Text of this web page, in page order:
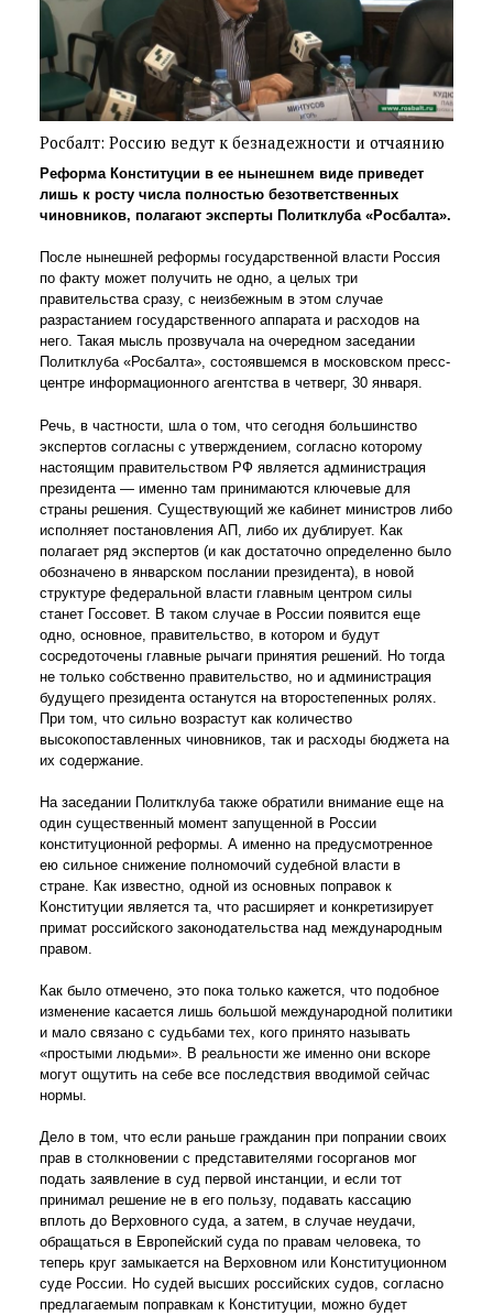
Росбалт: Россию ведут к безнадежности и отчаянию
Реформа Конституции в ее нынешнем виде приведет
лишь к росту числа полностью безответственных
чиновников, полагают эксперты Политклуба «Росбалта».
После нынешней реформы государственной власти Россия
по факту может получить не одно, а целых три
правительства сразу, с неизбежным в этом случае
разрастанием государственного аппарата и расходов на
него. Такая мысль прозвучала на очередном заседании
Политклуба «Росбалта», состоявшемся в московском пресс-
центре информационного агентства в четверг, 30 января.
Речь, в частности, шла о том, что сегодня большинство
экспертов согласны с утверждением, согласно которому
настоящим правительством РФ является администрация
президента — именно там принимаются ключевые для
страны решения. Существующий же кабинет министров либо
исполняет постановления АП, либо их дублирует. Как
полагает ряд экспертов (и как достаточно определенно было
обозначено в январском послании президента), в новой
структуре федеральной власти главным центром силы
станет Госсовет. В таком случае в России появится еще
одно, основное, правительство, в котором и будут
сосредоточены главные рычаги принятия решений. Но тогда
не только собственно правительство, но и администрация
будущего президента останутся на второстепенных ролях.
При том, что сильно возрастут как количество
высокопоставленных чиновников, так и расходы бюджета на
их содержание.
На заседании Политклуба также обратили внимание еще на
один существенный момент запущенной в России
конституционной реформы. А именно на предусмотренное
ею сильное снижение полномочий судебной власти в
стране. Как известно, одной из основных поправок к
Конституции является та, что расширяет и конкретизирует
примат российского законодательства над международным
правом.
Как было отмечено, это пока только кажется, что подобное
изменение касается лишь большой международной политики
и мало связано с судьбами тех, кого принято называть
«простыми людьми». В реальности же именно они вскоре
могут ощутить на себе все последствия вводимой сейчас
нормы.
Дело в том, что если раньше гражданин при попрании своих
прав в столкновении с представителями госорганов мог
подать заявление в суд первой инстанции, и если тот
принимал решение не в его пользу, подавать кассацию
вплоть до Верховного суда, а затем, в случае неудачи,
обращаться в Европейский суда по правам человека, то
теперь круг замыкается на Верховном или Конституционном
суде России. Но судей высших российских судов, согласно
предлагаемым поправкам к Конституции, можно будет